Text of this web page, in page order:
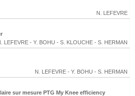
N. LEFEVRE
LEFEVRE - Y. BOHU - S. KLOUCHE - S. HERMAN
N. LEFEVRE - Y. BOHU - S. HERMAN
sur mesure PTG My Knee efficiency